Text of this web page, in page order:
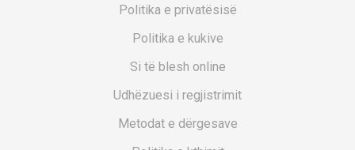
Politika e privatësisë
Politika e kukive
Si të blesh online
Udhëzuesi i regjistrimit
Metodat e dërgesave